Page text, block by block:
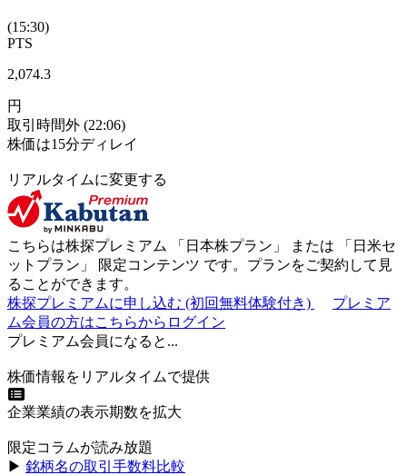
(15:30)
PTS
2,074.3
円
取引時間外 (22:06)
株価は15分ディレイ
リアルタイムに変更する
こちらは株探プレミアム 「 日本株プラン 」 または 「 日米セ
ットプラン 」 限定コンテンツ です。プランをご契約して見
ることができます。
株探プレミアムに申し込む (初回無料体験付き)
プレミア
ム会員の方はこちらからログイン
プレミアム会員になると...
株価情報をリアルタイムで提供
企業業績の表示期数を拡大
限定コラムが読み放題
▶︎ 銘柄名の取引手数料比較